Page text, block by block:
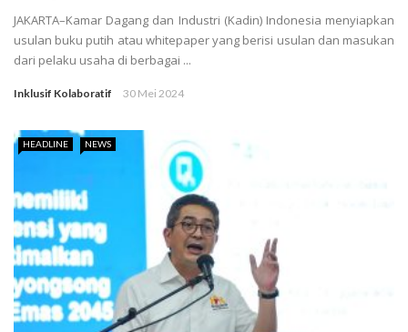
JAKARTA–Kamar Dagang dan Industri (Kadin) Indonesia menyiapkan
usulan buku putih atau whitepaper yang berisi usulan dan masukan
dari pelaku usaha di berbagai ...
Inklusif Kolaboratif 30 Mei 2024
HEADLINE NEWS